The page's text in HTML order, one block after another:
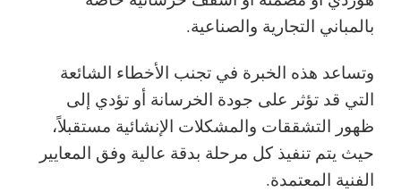
بالمباني التجارية والصناعية.
وتساعد هذه الخبرة في تجنب الأخطاء الشائعة
التي قد تؤثر على جودة الخرسانة أو تؤدي إلى
ظهور التشققات والمشكلات الإنشائية مستقبلاً،
حيث يتم تنفيذ كل مرحلة بدقة عالية وفق المعايير
الفنية المعتمدة.